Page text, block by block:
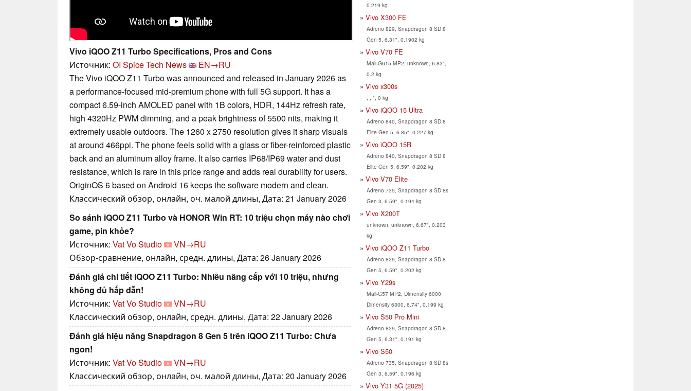
Vivo iQOO Z11 Turbo Specifications, Pros and Cons
Источник: OI Spice Tech News
EN→RU
The Vivo iQOO Z11 Turbo was announced and released in January 2026 as
a performance-focused mid-premium phone with full 5G support. It has a
compact 6.59-inch AMOLED panel with 1B colors, HDR, 144Hz refresh rate,
high 4320Hz PWM dimming, and a peak brightness of 5500 nits, making it
extremely usable outdoors. The 1260 x 2750 resolution gives it sharp visuals
at around 466ppi. The phone feels solid with a glass or fiber-reinforced plastic
back and an aluminum alloy frame. It also carries IP68/IP69 water and dust
resistance, which is rare in this price range and adds real durability for users.
OriginOS 6 based on Android 16 keeps the software modern and clean.
Классический обзор, онлайн, оч. малой длины, Дата: 21 January 2026
So sánh iQOO Z11 Turbo và HONOR Win RT: 10 triệu chọn máy nào chơi
game, pin khỏe?
Источник: Vat Vo Studio
VN→RU
Обзор-сравнение, онлайн, средн. длины, Дата: 26 January 2026
Đánh giá chi tiết iQOO Z11 Turbo: Nhiều nâng cấp với 10 triệu, nhưng
không đủ hấp dẫn!
Источник: Vat Vo Studio
VN→RU
Классический обзор, онлайн, средн. длины, Дата: 22 January 2026
Đánh giá hiệu năng Snapdragon 8 Gen 5 trên iQOO Z11 Turbo: Chưa
ngon!
Источник: Vat Vo Studio
VN→RU
Классический обзор, онлайн, оч. малой длины, Дата: 20 January 2026
0.219 kg
Vivo X300 FE
Adreno 829, Snapdragon 8 SD 8
Gen 5, 6.31", 0.1902 kg
Vivo V70 FE
Mali-G615 MP2, unknown, 6.83",
0.2 kg
Vivo x300s
, , ", 0 kg
Vivo iQOO 15 Ultra
Adreno 840, Snapdragon 8 SD 8
Elite Gen 5, 6.85", 0.227 kg
Vivo iQOO 15R
Adreno 840, Snapdragon 8 SD 8
Elite Gen 5, 6.59", 0.202 kg
Vivo V70 Elite
Adreno 735, Snapdragon 8 SD 8s
Gen 3, 6.59", 0.194 kg
Vivo X200T
unknown, unknown, 6.67", 0.203
kg
Vivo iQOO Z11 Turbo
Adreno 829, Snapdragon 8 SD 8
Gen 5, 6.59", 0.202 kg
Vivo Y29s
Mali-G57 MP2, Dimensity 6000
Dimensity 6300, 6.74", 0.199 kg
Vivo S50 Pro Mini
Adreno 829, Snapdragon 8 SD 8
Gen 5, 6.31", 0.191 kg
Vivo S50
Adreno 735, Snapdragon 8 SD 8s
Gen 3, 6.59", 0.196 kg
Vivo Y31 5G (2025)